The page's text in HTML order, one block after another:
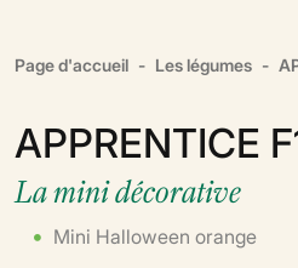
Page d'accueil Les légumes
APPRENTICE
La mini décorative
Mini Halloween orange